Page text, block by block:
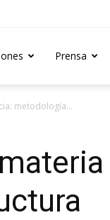
Prensa
metodología...